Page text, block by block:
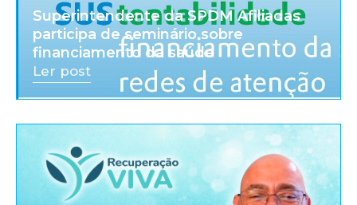
Superintendente da SPDM Afiliadas
participa de seminário sobre
financiamento da saúde
Ler post